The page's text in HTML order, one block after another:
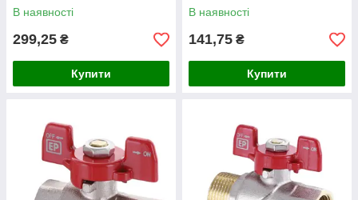
В наявності
299,25 ₴
Купити
В наявності
141,75 ₴
Купити